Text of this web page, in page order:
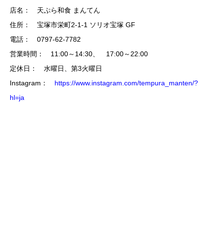
店名： 天ぷら和食 まんてん
住所： 宝塚市栄町2-1-1 ソリオ宝塚 GF
電話： 0797-62-7782
営業時間： 11:00～14:30、 17:00～22:00
定休日： 水曜日、第3火曜日
Instagram： https://www.instagram.com/tempura_manten/?
hl=ja